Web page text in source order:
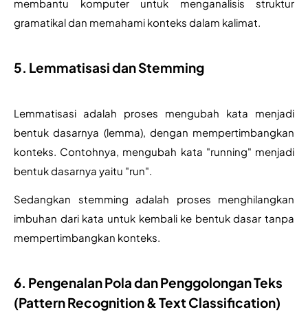
membantu komputer untuk menganalisis struktur
gramatikal dan memahami konteks dalam kalimat.
5. Lemmatisasi dan Stemming
Lemmatisasi adalah proses mengubah kata menjadi
bentuk dasarnya (lemma), dengan mempertimbangkan
konteks. Contohnya, mengubah kata "running" menjadi
bentuk dasarnya yaitu "run".
Sedangkan stemming adalah proses menghilangkan
imbuhan dari kata untuk kembali ke bentuk dasar tanpa
mempertimbangkan konteks.
6. Pengenalan Pola dan Penggolongan Teks
(Pattern Recognition & Text Classification)